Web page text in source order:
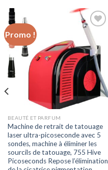
Promo !
Ajouter
à la liste
d’envies
BEAUTÉ ET PARFUM
Machine de retrait de tatouage
laser ultra-picoseconde avec 5
sondes, machine à éliminer les
sourcils de tatouage, 755 Hive
Picoseconds Repose l’élimination